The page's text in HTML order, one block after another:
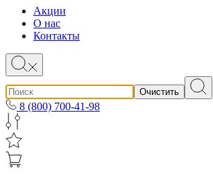
Акции
О нас
Контакты
Очистить
8 (800) 700-41-98